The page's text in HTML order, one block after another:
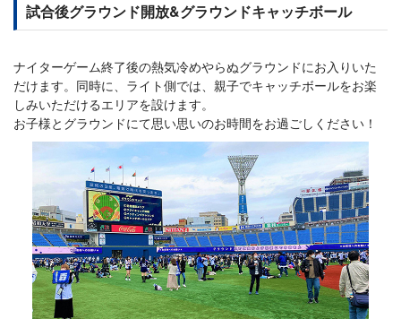
試合後グラウンド開放&グラウンドキャッチボール
ナイターゲーム終了後の熱気冷めやらぬグラウンドにお入りいた
だけます。同時に、ライト側では、親子でキャッチボールをお楽
しみいただけるエリアを設けます。
お子様とグラウンドにて思い思いのお時間をお過ごしください！